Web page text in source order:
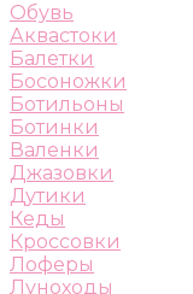
Обувь
Аквастоки
Балетки
Босоножки
Ботильоны
Ботинки
Валенки
Джазовки
Дутики
Кеды
Кроссовки
Лоферы
Луноходы